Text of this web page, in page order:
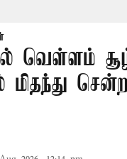
வெள்ளம்
மிதந்து